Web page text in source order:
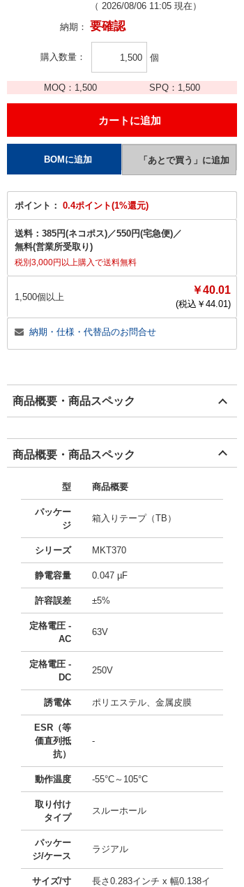
（ 2026/08/06 11:05 現在）
納期： 要確認
購入数量 個
MOQ： 1,500 SPQ： 1,500
ポイント： 0.4ポイント(1%還元)
送料： 385円(ネコポス)／550円(宅急便)／
無料(営業所受取り)
税別3,000円以上購入で送料無料
1,500個以上
￥40.01
(税込￥ 44.01)
納期・仕様・代替品のお問合せ
商品概要・商品スペック
商品概要・商品スペック
型 商品概要
パッケー
ジ
箱入りテープ（TB）
シリーズ MKT370
静電容量 0.047 µF
許容誤差 ±5%
定格電圧 -
AC
63V
定格電圧 -
DC
250V
誘電体 ポリエステル、金属皮膜
ESR（等
価直列抵
抗）
-
動作温度 -55°C～105°C
取り付け
タイプ
スルーホール
パッケー
ジ/ケース
ラジアル
サイズ/寸
長さ0.283インチ x 幅0.138イ